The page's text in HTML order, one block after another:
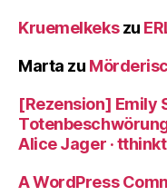
Kruemelkekszu
Marta zu
[Rezension] Emily
Alice Jager ·
A WordPress